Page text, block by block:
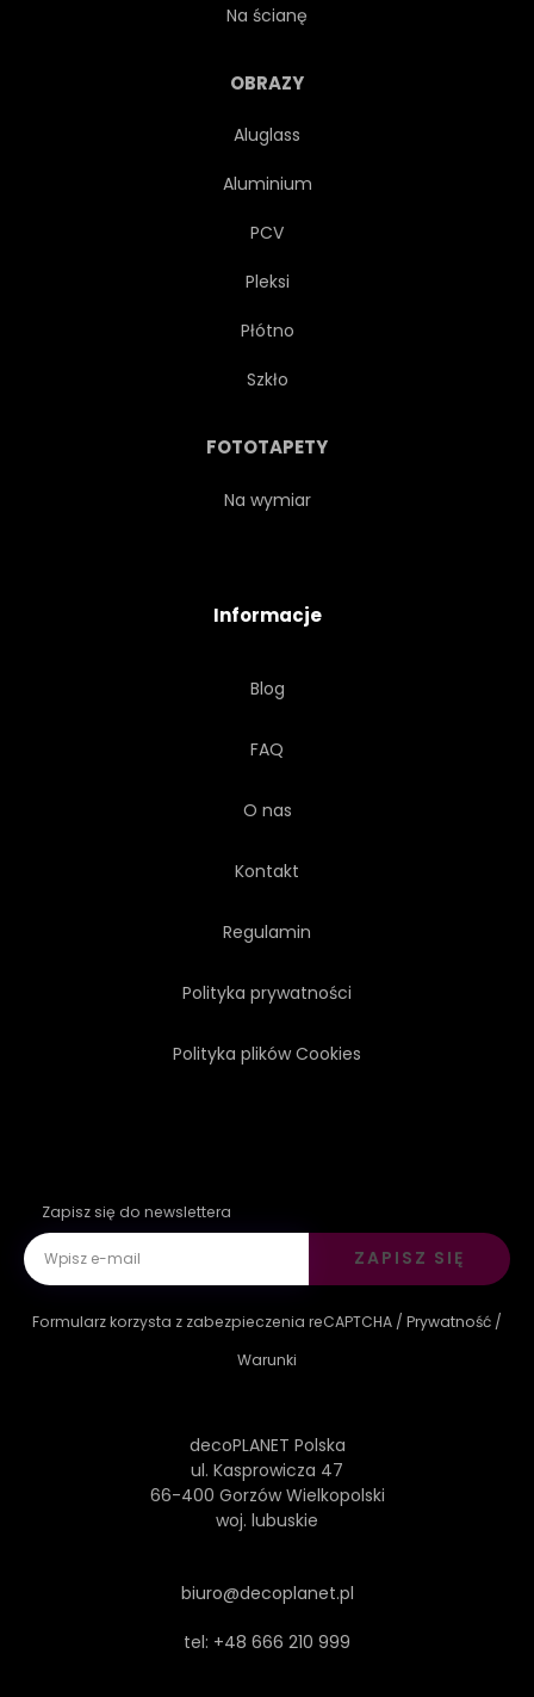
Na ścianę
OBRAZY
Aluglass
Aluminium
PCV
Pleksi
Płótno
Szkło
FOTOTAPETY
Na wymiar
Informacje
Blog
FAQ
O nas
Kontakt
Regulamin
Polityka prywatności
Polityka plików Cookies
Zapisz się do newslettera
ZAPISZ SIĘ
Formularz korzysta z zabezpieczenia reCAPTCHA / Prywatność /
Warunki
decoPLANET Polska
ul. Kasprowicza 47
66-400 Gorzów Wielkopolski
woj. lubuskie
biuro@decoplanet.pl
tel: +48 666 210 999